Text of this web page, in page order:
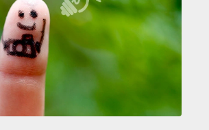
不同的色調，從深紅棕色到淡粉
to create professional-
There are actually tried-and-true